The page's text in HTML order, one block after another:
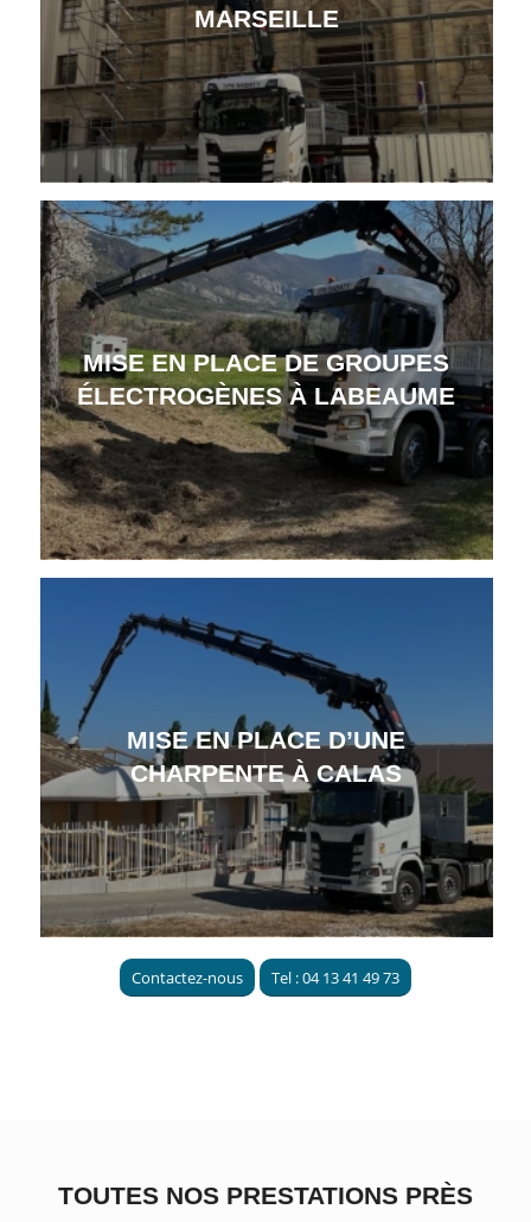
MARSEILLE
MISE EN PLACE DE GROUPES
ÉLECTROGÈNES À LABEAUME
MISE EN PLACE D’UNE
CHARPENTE À CALAS
Contactez-nous Tel : 04 13 41 49 73
TOUTES NOS PRESTATIONS PRÈS